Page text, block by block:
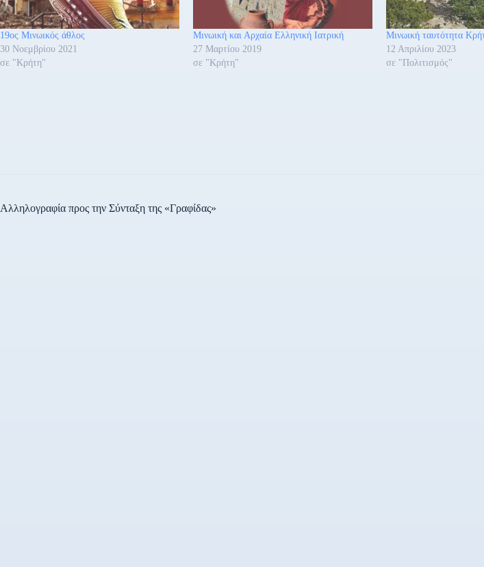
19ος Μινωικός άθλος
30 Νοεμβρίου 2021
σε "Κρήτη"
Μινωική και Αρχαία Ελληνική Ιατρική
27 Μαρτίου 2019
σε "Κρήτη"
Μινωική ταυτότητα
12 Απριλίου 2023
σε "Πολιτισμός"
Αλληλογραφία προς την Σύνταξη της «Γραφίδας»